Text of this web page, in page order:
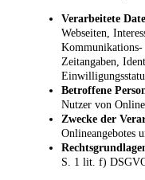
Verarbeitete
Webseiten,
Kommunikations-
Zeitangaben,
Betroffene
Nutzer von
Zwecke der
Onlineangebotes
S. 1 lit. f)